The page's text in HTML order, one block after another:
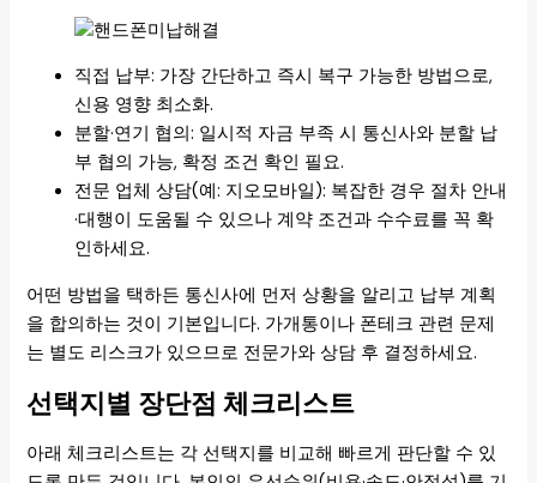
직접 납부: 가장 간단하고 즉시 복구 가능한 방법으로,
신용 영향 최소화.
분할·연기 협의: 일시적 자금 부족 시 통신사와 분할 납
부 협의 가능, 확정 조건 확인 필요.
전문 업체 상담(예: 지오모바일): 복잡한 경우 절차 안내
·대행이 도움될 수 있으나 계약 조건과 수수료를 꼭 확
인하세요.
어떤 방법을 택하든 통신사에 먼저 상황을 알리고 납부 계획
을 합의하는 것이 기본입니다. 가개통이나 폰테크 관련 문제
는 별도 리스크가 있으므로 전문가와 상담 후 결정하세요.
선택지별 장단점 체크리스트
아래 체크리스트는 각 선택지를 비교해 빠르게 판단할 수 있